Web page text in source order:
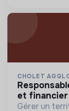
CHOLET
responsable d'activité suivi administratif
et
Gérer un